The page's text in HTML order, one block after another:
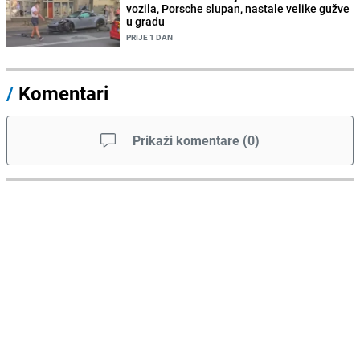
vozila, Porsche slupan, nastale velike gužve
u gradu
PRIJE 1 DAN
/ Komentari
Prikaži komentare (0)